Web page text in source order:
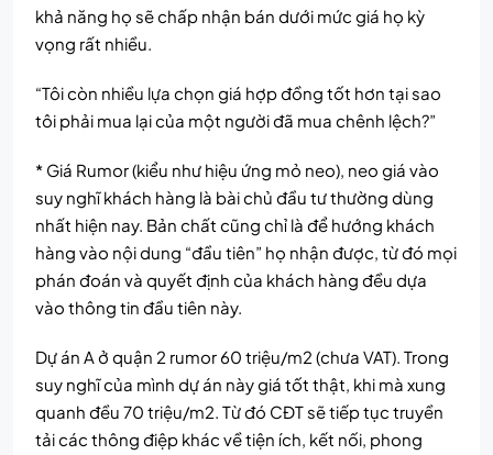
khả năng họ sẽ chấp nhận bán dưới mức giá họ kỳ
vọng rất nhiều.
“Tôi còn nhiều lựa chọn giá hợp đồng tốt hơn tại sao
tôi phải mua lại của một người đã mua chênh lệch?”
* Giá Rumor (kiểu như hiệu ứng mỏ neo), neo giá vào
suy nghĩ khách hàng là bài chủ đầu tư thường dùng
nhất hiện nay. Bản chất cũng chỉ là để hướng khách
hàng vào nội dung “đầu tiên” họ nhận được, từ đó mọi
phán đoán và quyết định của khách hàng đều dựa
vào thông tin đầu tiên này.
Dự án A ở quận 2 rumor 60 triệu/m2 (chưa VAT). Trong
suy nghĩ của mình dự án này giá tốt thật, khi mà xung
quanh đều 70 triệu/m2. Từ đó CĐT sẽ tiếp tục truyền
tải các thông điệp khác về tiện ích, kết nối, phong